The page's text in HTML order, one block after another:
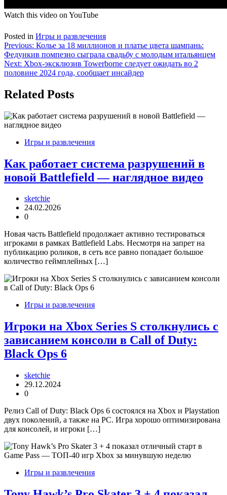
Watch this video on YouTube
Posted in Игры и развлечения
Навигация
по
записям
Previous: Колье за 18 миллионов и платье цвета шампань:
Федункив помпезно сыграла свадьбу с молодым итальянцем
Next: Xbox-эксклюзив Towerborne следует ожидать во 2
половине 2024 года, сообщает инсайдер
Related Posts
Игры и развлечения
Как работает система разрушений в
новой Battlefield — наглядное видео
sketchie
24.02.2026
0
Новая часть Battlefield продолжает активно тестироваться
игроками в рамках Battlefield Labs. Несмотря на запрет на
публикацию роликов, в сеть все равно попадает большое
количество геймплейных […]
Игры и развлечения
Игроки на Xbox Series S столкнулись с
зависанием консоли в Call of Duty:
Black Ops 6
sketchie
29.12.2024
0
Релиз Call of Duty: Black Ops 6 состоялся на Xbox и Playstation
двух поколений, а также на PC. Игра хорошо оптимизирована
для консолей, и игроки […]
Игры и развлечения